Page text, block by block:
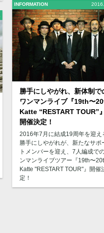
INFORMATION
勝手にしやがれ、新体制で
ワンマンライブ『19th〜
Katte “RESTART TOUR”
開催決定！
2016年7月に結成19周年を迎え
勝手にしやがれが、新たなサポ
トメンバーを迎え、7人編成で
ンマンライブツアー『19th〜
Katte "RESTART TOUR"』開催
定！